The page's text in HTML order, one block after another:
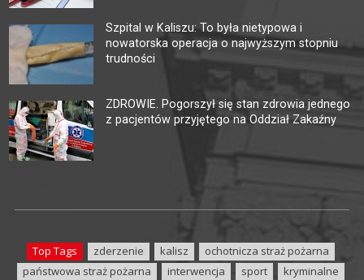
Szpital w Kaliszu: To była nietypowa i
nowatorska operacja o najwyższym stopniu
trudności
ZDROWIE. Pogorszył się stan zdrowia jednego
z pacjentów przyjętego na Oddział Zakaźny
Top Tags zderzenie kalisz
ochotnicza straż pożarna
państwowa straż pożarna
interwencja sport
kryminalne